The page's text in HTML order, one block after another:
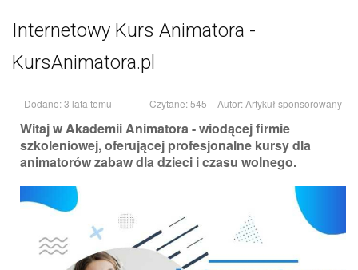
Internetowy Kurs Animatora -
KursAnimatora.pl
Dodano: 3 lata temu Czytane: 545 Autor:Artykuł sponsorowany
Witaj w Akademii Animatora - wiodącej firmie
szkoleniowej, oferującej profesjonalne kursy dla
animatorów zabaw dla dzieci i czasu wolnego.